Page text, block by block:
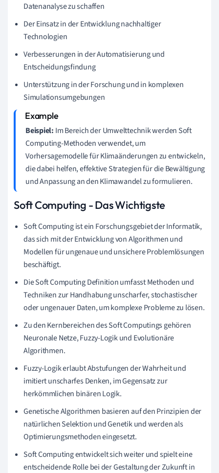
Datenanalyse zu schaffen
Der Einsatz in der Entwicklung nachhaltiger
Technologien
Verbesserungen in der Automatisierung und
Entscheidungsfindung
Unterstützung in der Forschung und in komplexen
Simulationsumgebungen
Beispiel: Im Bereich der Umwelttechnik werden Soft
Computing-Methoden verwendet, um
Vorhersagemodelle für Klimaänderungen zu entwickeln,
die dabei helfen, effektive Strategien für die Bewältigung
und Anpassung an den Klimawandel zu formulieren.
Soft Computing - Das Wichtigste
Soft Computing ist ein Forschungsgebiet der Informatik,
das sich mit der Entwicklung von Algorithmen und
Modellen für ungenaue und unsichere Problemlösungen
beschäftigt.
Die Soft Computing Definition umfasst Methoden und
Techniken zur Handhabung unscharfer, stochastischer
oder ungenauer Daten, um komplexe Probleme zu lösen.
Zu den Kernbereichen des Soft Computings gehören
Neuronale Netze, Fuzzy-Logik und Evolutionäre
Algorithmen.
Fuzzy-Logik erlaubt Abstufungen der Wahrheit und
imitiert unscharfes Denken, im Gegensatz zur
herkömmlichen binären Logik.
Genetische Algorithmen basieren auf den Prinzipien der
natürlichen Selektion und Genetik und werden als
Optimierungsmethoden eingesetzt.
Soft Computing entwickelt sich weiter und spielt eine
entscheidende Rolle bei der Gestaltung der Zukunft in